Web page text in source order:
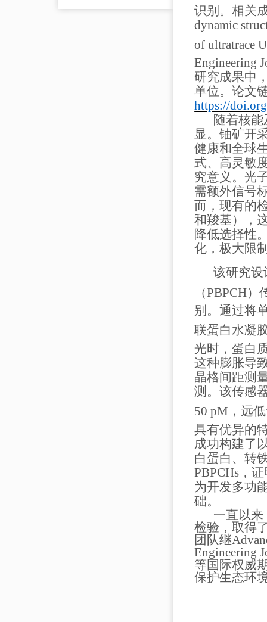
识别。相关
dynamic
of ultratrace
Engineering
研究成果中
单位。论文
https://
随着核
显。铀矿开
健康和全球
式、高灵敏
究意义。光
需额外信号
而，现有的
和羧基），
降低选择性
化，极大限
该研究设
（PBPCH）
别。通过将
联蛋白水凝
光时，蛋白
这种膨胀导
晶格间距测
测。该传感
50 pM ，远
具有优异的
成功构建了
白蛋白、转
PBPCHs ，
为开发多功
础。
一直以
检验 ，取得
团队继
Engineering
等国际权威
保护生态环